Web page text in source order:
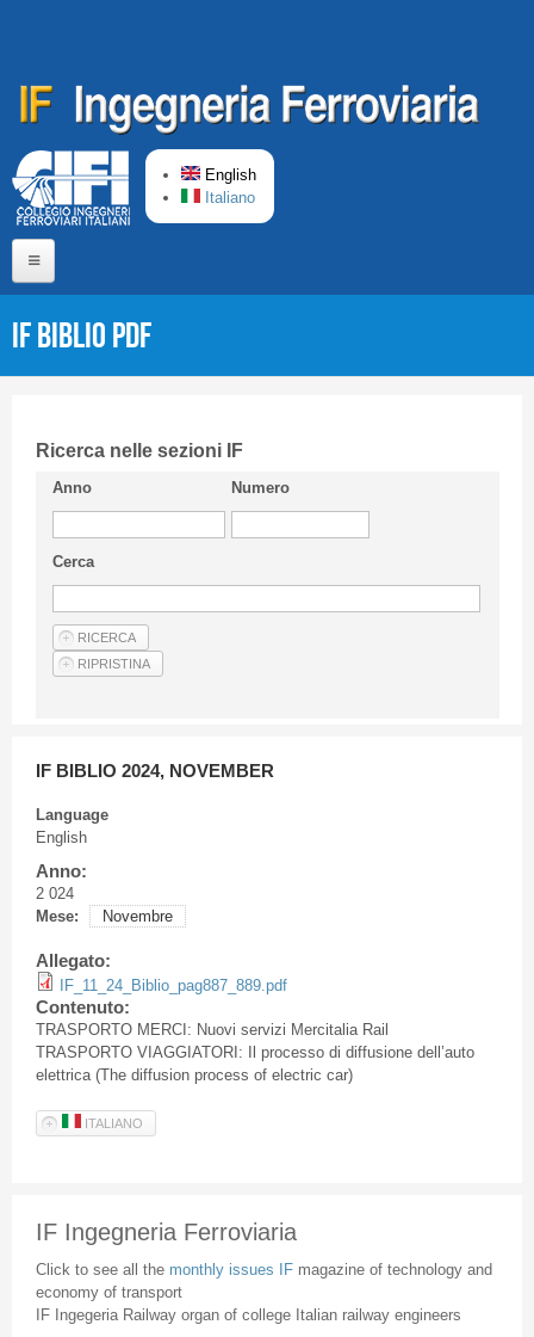
English
Italiano
Short presentation CIFI
Guideline
Privacy & Policy
Articles
IF Biblio PDF
Ricerca nelle sezioni IF
Anno Numero
Cerca
IF BIBLIO 2024, NOVEMBER
Language
English
Anno:
2 024
Mese:
Novembre
Allegato:
IF_11_24_Biblio_pag887_889.pdf
Contenuto:
TRASPORTO MERCI: Nuovi servizi Mercitalia Rail
TRASPORTO VIAGGIATORI: Il processo di diffusione dell’auto
elettrica (The diffusion process of electric car)
ITALIANO
IF Ingegneria Ferroviaria
Click to see all the monthly issues IF magazine of technology and
economy of transport
IF Ingegeria Railway organ of college Italian railway engineers